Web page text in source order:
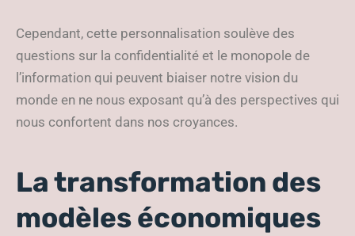
Cependant, cette personnalisation soulève des
questions sur la confidentialité et le monopole de
l’information qui peuvent biaiser notre vision du
monde en ne nous exposant qu’à des perspectives qui
nous confortent dans nos croyances.
La transformation des
modèles économiques